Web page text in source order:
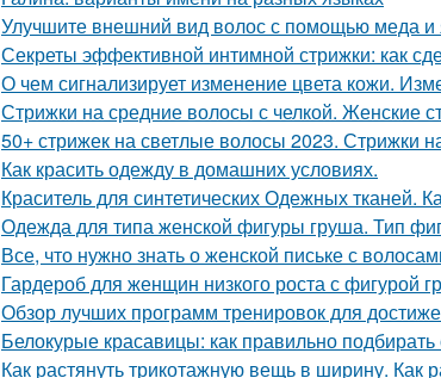
Улучшите внешний вид волос с помощью меда
Секреты эффективной интимной стрижки: как
О чем сигнализирует изменение цвета кожи.
Стрижки на средние волосы с челкой. Женские
50+ стрижек на светлые волосы 2023. Стрижки
Как красить одежду в домашних условиях.
Краситель для синтетических Одежных тканей.
Одежда для типа женской фигуры груша. Тип
Все, что нужно знать о женской письке с
Гардероб для женщин низкого роста с фигурой
Обзор лучших программ тренировок для
Белокурые красавицы: как правильно
Как растянуть трикотажную вещь в ширину. Как